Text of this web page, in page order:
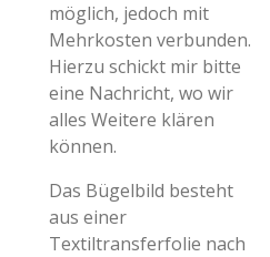
möglich, jedoch mit
Mehrkosten verbunden.
Hierzu schickt mir bitte
eine Nachricht, wo wir
alles Weitere klären
können.
Das Bügelbild besteht
aus einer
Textiltransferfolie nach